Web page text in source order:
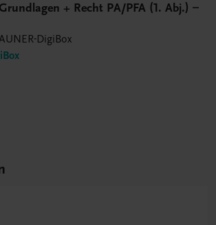
+ Recht PA/PFA (1. Abj.) –
DigiBox